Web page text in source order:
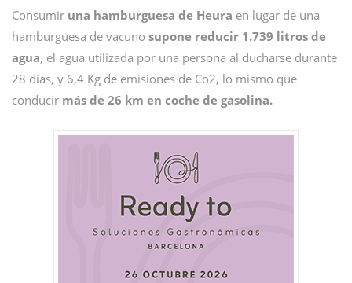
Consumir una hamburguesa de Heura en lugar de una
hamburguesa de vacuno supone reducir 1.739 litros de
agua, el agua utilizada por una persona al ducharse durante
28 días, y 6,4 Kg de emisiones de Co2, lo mismo que
conducir más de 26 km en coche de gasolina.